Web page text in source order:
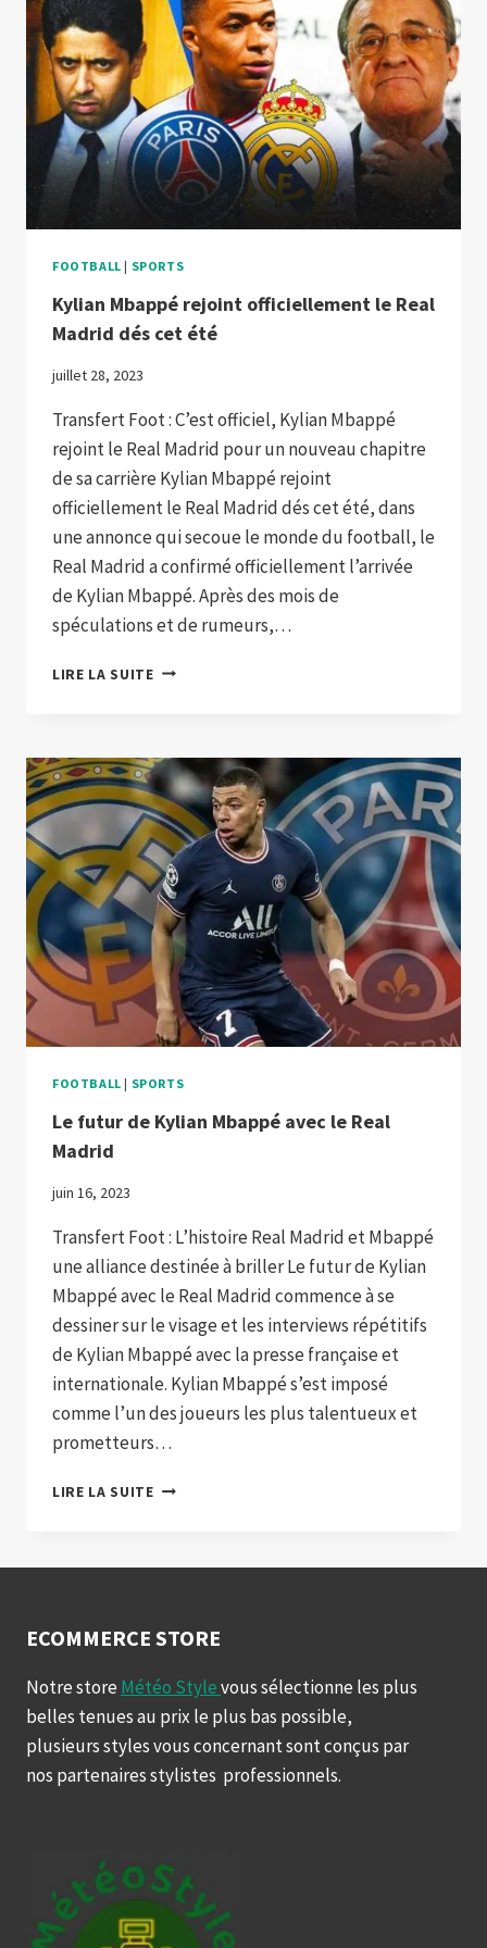
FOOTBALL | SPORTS
Kylian Mbappé rejoint officiellement le Real
Madrid dés cet été
juillet 28, 2023
Transfert Foot : C’est officiel, Kylian Mbappé
rejoint le Real Madrid pour un nouveau chapitre
de sa carrière Kylian Mbappé rejoint
officiellement le Real Madrid dés cet été, dans
une annonce qui secoue le monde du football, le
Real Madrid a confirmé officiellement l’arrivée
de Kylian Mbappé. Après des mois de
spéculations et de rumeurs,…
LIRE LA SUITEKYLIAN
LE
REAL
MADRID
DÉS
CET
ÉTÉ
FOOTBALL | SPORTS
Le futur de Kylian Mbappé avec le Real
Madrid
juin 16, 2023
Transfert Foot : L’histoire Real Madrid et Mbappé
une alliance destinée à briller Le futur de Kylian
Mbappé avec le Real Madrid commence à se
dessiner sur le visage et les interviews répétitifs
de Kylian Mbappé avec la presse française et
internationale. Kylian Mbappé s’est imposé
comme l’un des joueurs les plus talentueux et
prometteurs…
LIRE LA SUITELE
REAL
ECOMMERCE STORE
Notre store Météo Stylevous sélectionne les plus
belles tenues au prix le plus bas possible,
plusieurs styles vous concernant sont conçus par
nos partenaires stylistes professionnels.